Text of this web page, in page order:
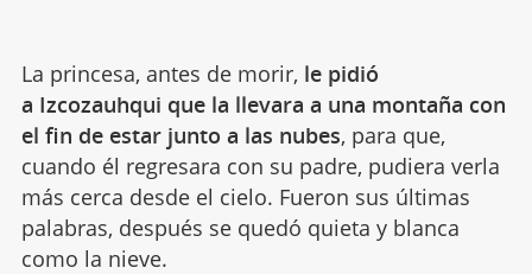
La princesa, antes de morir, le pidió
a Izcozauhqui que la llevara a una montaña con
el fin de estar junto a las nubes, para que,
cuando él regresara con su padre, pudiera verla
más cerca desde el cielo. Fueron sus últimas
palabras, después se quedó quieta y blanca
como la nieve.